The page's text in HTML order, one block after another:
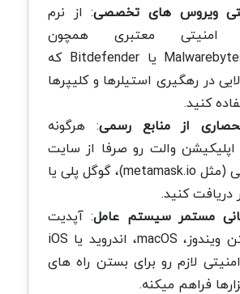
ویروس های تخصصی: از نرم
امنیتی معتبری همچون
Malwarebytes، ESET یا Bitdefender که
در رهگیری استیلرها و کلیپرها
کنید.
از منابع رسمی: هرگونه
اپلیکیشن والت رو صرفا از سایت
های رسمی (مثل metamask.io)، گوگل پلی یا
دریافت کنید.
مستمر سیستم عامل: آپدیت
نگه داشتن ویندوز، macOS، اندروید یا iOS
لازم رو برای بستن راه های
فراهم میکنه.